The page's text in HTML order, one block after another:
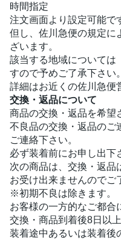
時間指定
注文画面より設定可能で
但し、佐川急便の規定に
ざいます。
該当する地域については
すので予めご了承下さい。
詳細はお近くの佐川急便
交換・返品について
商品の交換・返品を希望
不良品の交換・返品のご
ご連絡下さい。
必ず装着前にお申し出下
次の商品は、交換・返品
お受け出来ませんのでご
※初期不良は除きます。
お客様の一方的なご都合
交換・商品到着後8日以
装着途中あるいは装着後